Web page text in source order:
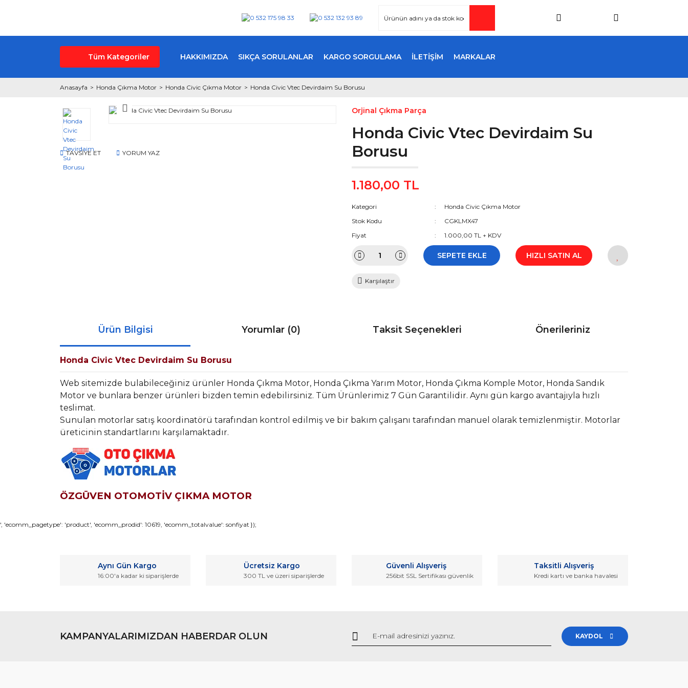
Tüm Kategoriler HAKKIMIZDA SIKÇA SORULANLAR KARGO SORGULAMA İLETİŞİM MARKALAR
Anasayfa Honda Çıkma Motor Honda Civic Çıkma Motor Honda Civic Vtec Devirdaim Su Borusu
TAVSİYE ET YORUM YAZ
Orjinal Çıkma Parça
Honda Civic Vtec Devirdaim Su
Borusu
1.180,00 TL
Kategori
Honda Civic Çıkma Motor
Stok Kodu
CGKLMX47
Fiyat
1.000,00 TL + KDV
SEPETE EKLE HIZLI SATIN AL
Karşılaştır
Ürün Bilgisi Yorumlar (0) Taksit Seçenekleri Önerileriniz
Honda Civic Vtec Devirdaim Su Borusu
Web sitemizde bulabileceğiniz ürünler Honda Çıkma Motor, Honda Çıkma Yarım Motor, Honda Çıkma Komple Motor, Honda Sandık
Motor ve bunlara benzer ürünleri bizden temin edebilirsiniz. Tüm Ürünlerimiz 7 Gün Garantilidir. Aynı gün kargo avantajıyla hızlı
teslimat.
Sunulan motorlar satış koordinatörü tarafından kontrol edilmiş ve bir bakım çalışanı tarafından manuel olarak temizlenmiştir. Motorlar
üreticinin standartlarını karşılamaktadır.
ÖZGÜVEN OTOMOTİV ÇIKMA MOTOR
Bu ürünün fiyat bilgisi, resim, ürün açıklamalarında ve diğer konularda yetersiz gördüğünüz noktaları öneri formunu kullanarak tarafımıza iletebilirsiniz.
Ürün açıklamasında eksik bilgiler bulunuyor.
', 'ecomm_pagetype': 'product', 'ecomm_prodid': 10619, 'ecomm_totalvalue': sonfiyat });
Aynı Gün Kargo
16:00'a kadar ki siparişlerde
Ücretsiz Kargo
300 TL ve üzeri siparişlerde
Güvenli Alışveriş
256bit SSL Sertifikası güvenlik
Taksitli Alışveriş
Kredi kartı ve banka havalesi
KAMPANYALARIMIZDAN HABERDAR OLUN KAYDOL